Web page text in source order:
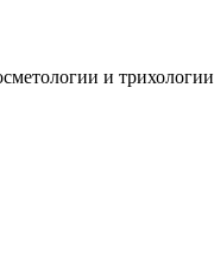
и трихологии